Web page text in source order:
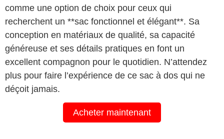
comme une option de choix pour ceux qui
recherchent un **sac fonctionnel et élégant**. Sa
conception en matériaux de qualité, sa capacité
généreuse et ses détails pratiques en font un
excellent compagnon pour le quotidien. N’attendez
plus pour faire l’expérience de ce sac à dos qui ne
déçoit jamais.
Acheter maintenant